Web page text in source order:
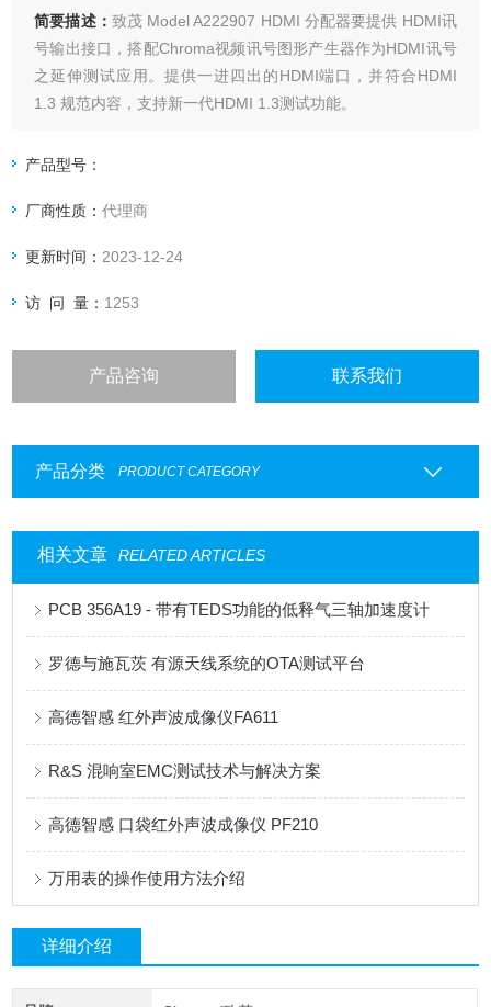
简要描述： 致茂 Model A222907 HDMI 分配器要提供 HDMI讯
号输出接口，搭配Chroma视频讯号图形产生器作为HDMI讯号
之延伸测试应用。提供一进四出的HDMI端口，并符合HDMI
1.3 规范内容，支持新一代HDMI 1.3测试功能。
产品型号：
厂商性质：代理商
更新时间： 2023-12-24
访 问 量： 1253
产品咨询 联系我们
产品分类 PRODUCT CATEGORY
相关文章 RELATED ARTICLES
PCB 356A19 - 带有TEDS功能的低释气三轴加速度计
罗德与施瓦茨 有源天线系统的OTA测试平台
高德智感 红外声波成像仪FA611
R&S 混响室EMC测试技术与解决方案
高德智感 口袋红外声波成像仪 PF210
万用表的操作使用方法介绍
详细介绍